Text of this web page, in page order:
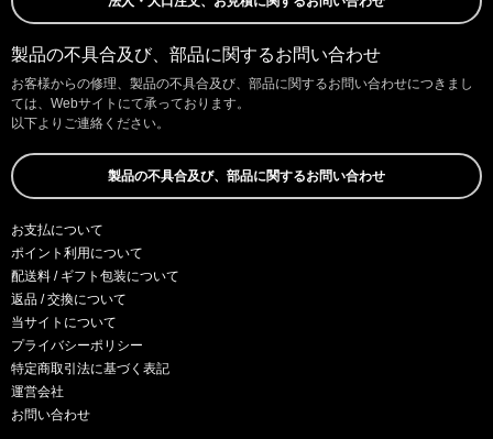
製品の不具合及び、部品に関するお問い合わせ
お客様からの修理、製品の不具合及び、部品に関するお問い合わせにつきまし
ては、Webサイトにて承っております。
以下よりご連絡ください。
製品の不具合及び、部品に関するお問い合わせ
お支払について
ポイント利用について
配送料 / ギフト包装について
返品 / 交換について
当サイトについて
プライバシーポリシー
特定商取引法に基づく表記
運営会社
お問い合わせ